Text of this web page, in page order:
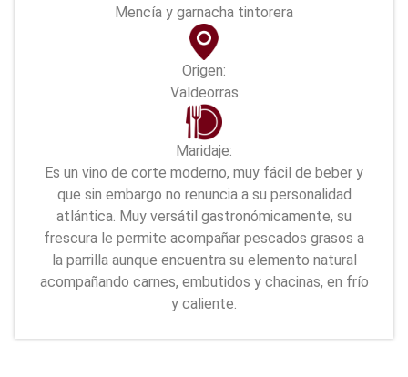
Mencí­a y garnacha tintorera
Origen:
Valdeorras
Maridaje:
Es un vino de corte moderno, muy fácil de beber y
que sin embargo no renuncia a su personalidad
atlántica. Muy versátil gastronómicamente, su
frescura le permite acompañar pescados grasos a
la parrilla aunque encuentra su elemento natural
acompañando carnes, embutidos y chacinas, en frío
y caliente.